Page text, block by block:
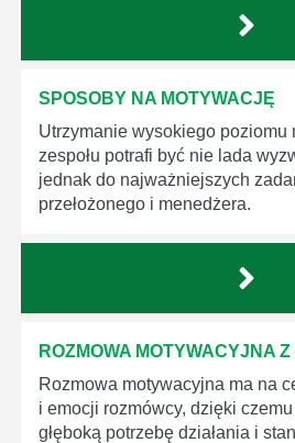
SPOSOBY NA MOTYWACJĘ
Utrzymanie wysokiego poziomu
zespołu potrafi być nie lada
jednak do najważniejszych
przełożonego i menedżera.
ROZMOWA MOTYWACYJNA
Rozmowa motywacyjna ma na
i emocji rozmówcy, dzięki
głęboką potrzebę działania i